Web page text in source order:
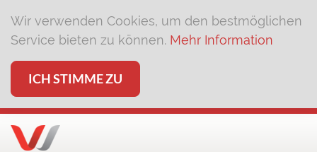
Wir verwenden Cookies, um den bestmöglichen
Service bieten zu können. Mehr Information
ICH STIMME ZU